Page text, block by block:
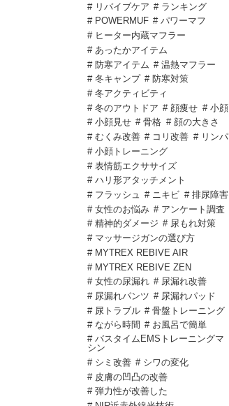
# リバイブケア # ランキング
# POWERMUF # パワーマフ
# ヒーター内蔵マフラー
# あったかアイテム
# 防寒アイテム # 温熱マフラー
# 冬キャンプ # 防寒対策
# 冬アクティビティ
# 冬のアウトドア # 顔痩せ # 小顔
# 小顔見せ # 骨格 # 顔の大きさ
# むくみ改善 # コリ改善 # リンパ
# 小顔トレーニング
# 表情筋エクササイズ
# ハリ形アタッチメント
# フラッシュ
# ニキビ # 排尿障害
# 女性のお悩み # アンケート調査
# 精神的ダメージ # 尿もれ対策
# マッサージガンの選び方
# MYTREX REBIVE AIR
# MYTREX REBIVE ZEN
# 女性の尿漏れ # 尿漏れ改善
# 尿漏れパンツ # 尿漏れパッド
# 尿トラブル # 骨盤トレーニング
# ながら時間 # お風呂で簡単
# バスタイムEMSトレーニングマ
シン
# シミ改善 # シワの変化
# 皮膚の凹凸の改善
# 弾力性が改善した